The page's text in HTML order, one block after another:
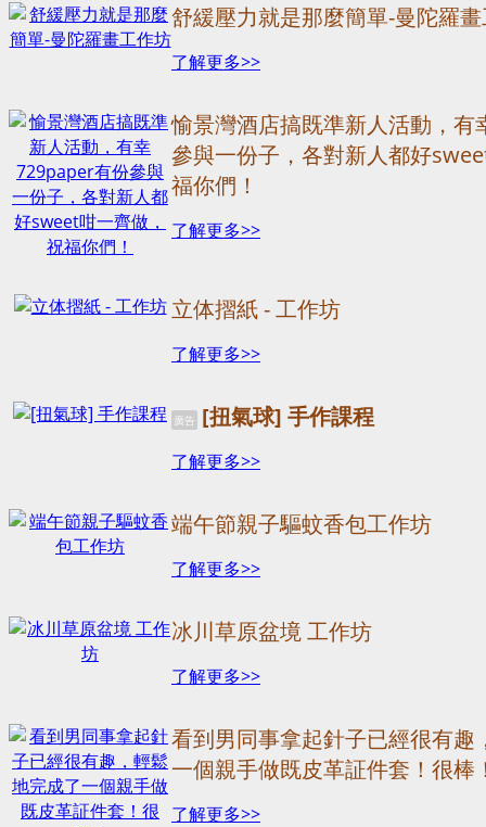
舒緩壓力就是那麼簡單-曼陀羅
了解更多>>
愉景灣酒店搞既準新人活動，有
參與一份子，各對新人都好
福你們！
了解更多>>
立体摺紙 - 工作坊
了解更多>>
廣告 [扭氣球] 手作課程
了解更多>>
端午節親子驅蚊香包工作坊
了解更多>>
冰川草原盆境 工作坊
了解更多>>
看到男同事拿起針子已經很有趣
一個親手做既皮革証件套！很棒
了解更多>>